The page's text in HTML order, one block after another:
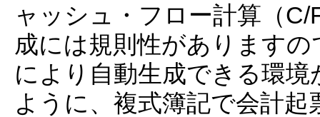
ャッシュ・フロー計算（
成には規則性があります
により自動生成できる環
ように、複式簿記で会計